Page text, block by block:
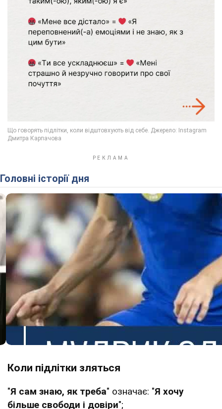
Головні історії дня
Коли підлітки зляться
"Я сам знаю, як треба" означає: "Я хочу
більше свободи і довіри";